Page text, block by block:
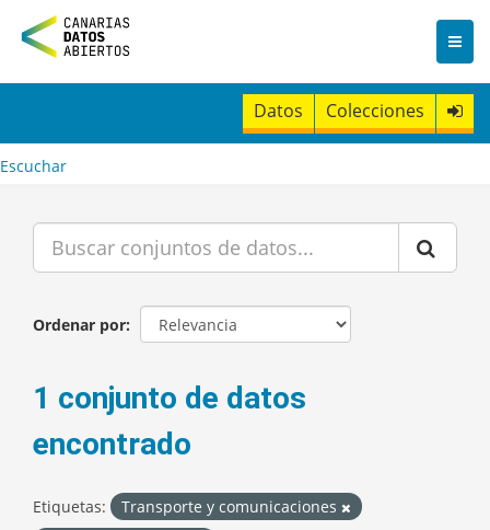
n
t
Datos Colecciones
Escuchar
Ordenar por
1 conjunto de datos
encontrado
Etiquetas:
Transporte y comunicaciones